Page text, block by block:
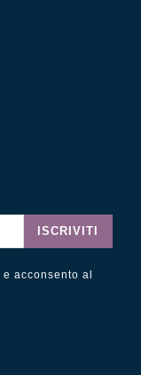
ISCRIVITI
e acconsento al